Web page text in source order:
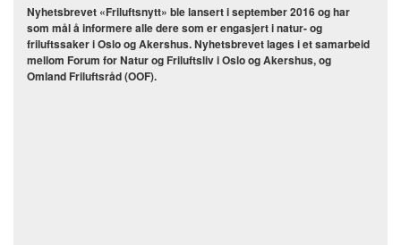
Nyhetsbrevet «Friluftsnytt» ble lansert i september 2016 og har
som mål å informere alle dere som er engasjert i natur- og
friluftssaker i Oslo og Akershus. Nyhetsbrevet lages i et samarbeid
mellom Forum for Natur og Friluftsliv i Oslo og Akershus, og
Omland Friluftsråd (OOF).